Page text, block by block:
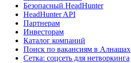
Безопасный HeadHunter
HeadHunter API
Партнерам
Инвесторам
Каталог компаний
Поиск по вакансиям в Алнашах
Сетка: соцсеть для нетворкинга